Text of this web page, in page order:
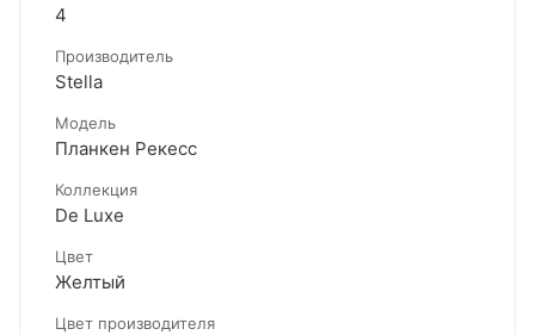
4
Производитель
Stella
Модель
Планкен Рекесс
Коллекция
De Luxe
Цвет
Желтый
Цвет производителя